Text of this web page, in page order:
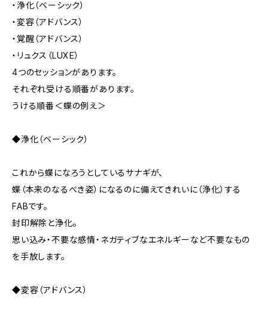
・浄化（ベーシック）
・変容（アドバンス）
・覚醒（アドバンス）
・リュクス（LUXE）
4つのセッションがあります。
それぞれ受ける順番があります。
うける順番＜蝶の例え＞
◆浄化（ベーシック）
これから蝶になろうとしているサナギが、
蝶（本来のなるべき姿）になるのに備えてきれいに（浄化）する
FABです。
封印解除と浄化。
思い込み・不要な感情・ネガティブなエネルギーなど不要なもの
を手放します。
◆変容（アドバンス）